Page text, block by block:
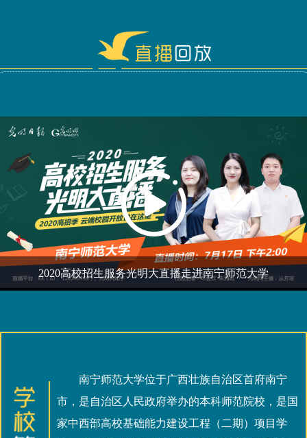
2020高校招生服务光明大直播走进南宁师范大学
南宁师范大学位于广西壮族自治区首府南宁
市，是自治区人民政府举办的本科师范院校，是国
家中西部高校基础能力建设工程（二期）项目学